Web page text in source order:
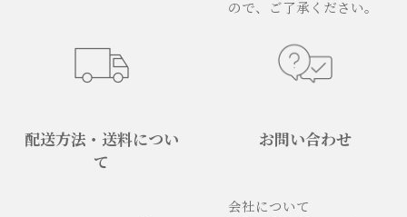
ので、ご了承ください。
配送方法・送料につい
て
お問い合わせ
会社について